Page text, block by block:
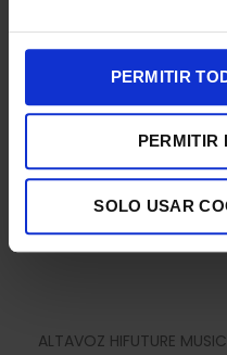
PERMITIR
PERMITIR
SOLO USAR
ALTAVOZ HIFUTURE
ALTAVOZ HIFUTURE